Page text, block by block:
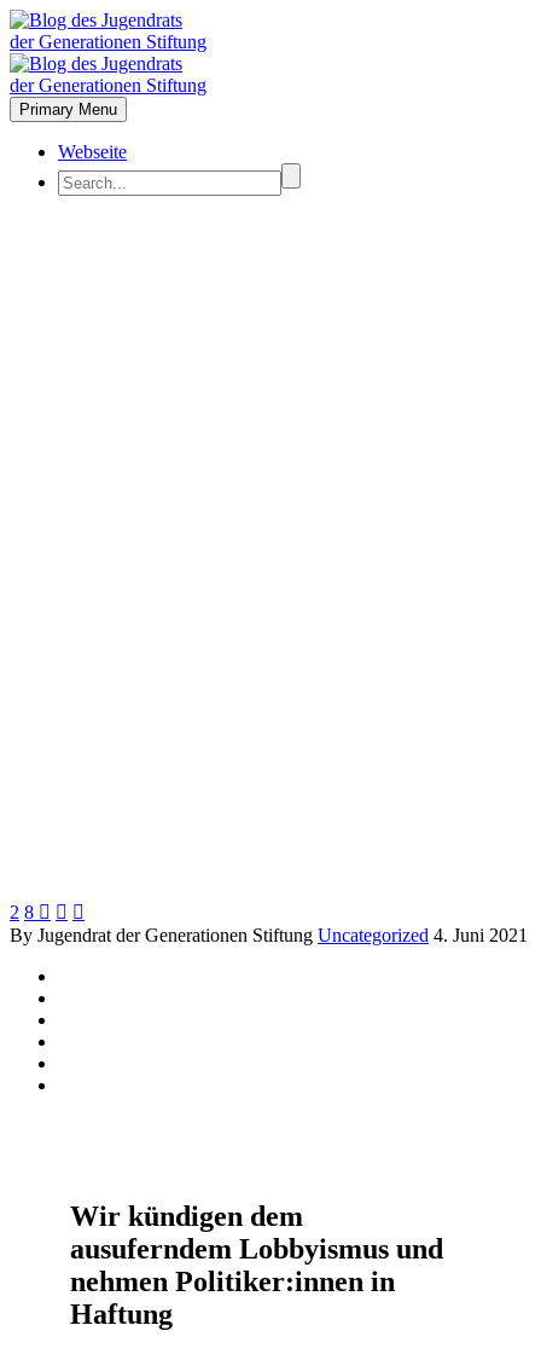
Primary Menu
Webseite
2 8   
By Jugendrat der Generationen Stiftung Uncategorized 4. Juni 2021
Wir kündigen dem
ausuferndem Lobbyismus und
nehmen Politiker:innen in
Haftung